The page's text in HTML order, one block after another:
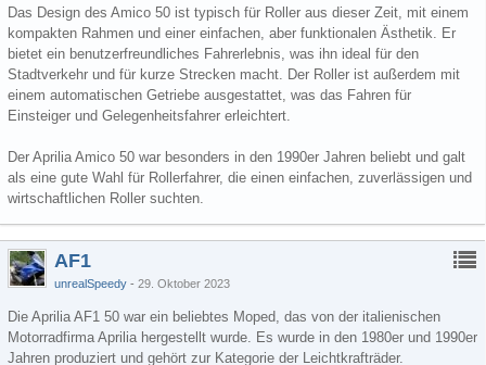
Das Design des Amico 50 ist typisch für Roller aus dieser Zeit, mit einem
kompakten Rahmen und einer einfachen, aber funktionalen Ästhetik. Er
bietet ein benutzerfreundliches Fahrerlebnis, was ihn ideal für den
Stadtverkehr und für kurze Strecken macht. Der Roller ist außerdem mit
einem automatischen Getriebe ausgestattet, was das Fahren für
Einsteiger und Gelegenheitsfahrer erleichtert.
Der Aprilia Amico 50 war besonders in den 1990er Jahren beliebt und galt
als eine gute Wahl für Rollerfahrer, die einen einfachen, zuverlässigen und
wirtschaftlichen Roller suchten.
AF1
unrealSpeedy 29. Oktober 2023
Die Aprilia AF1 50 war ein beliebtes Moped, das von der italienischen
Motorradfirma Aprilia hergestellt wurde. Es wurde in den 1980er und 1990er
Jahren produziert und gehört zur Kategorie der Leichtkrafträder.